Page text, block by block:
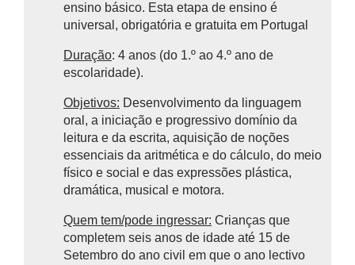
ensino básico. Esta etapa de ensino é
universal, obrigatória e gratuita em Portugal
Duração: 4 anos (do 1.º ao 4.º ano de
escolaridade).
Objetivos: Desenvolvimento da linguagem
oral, a iniciação e progressivo domínio da
leitura e da escrita, aquisição de noções
essenciais da aritmética e do cálculo, do meio
físico e social e das expressões plástica,
dramática, musical e motora.
Quem tem/pode ingressar: Crianças que
completem seis anos de idade até 15 de
Setembro do ano civil em que o ano lectivo